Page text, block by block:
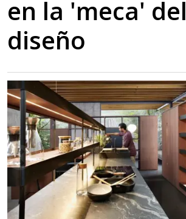
en la 'meca' del
diseño